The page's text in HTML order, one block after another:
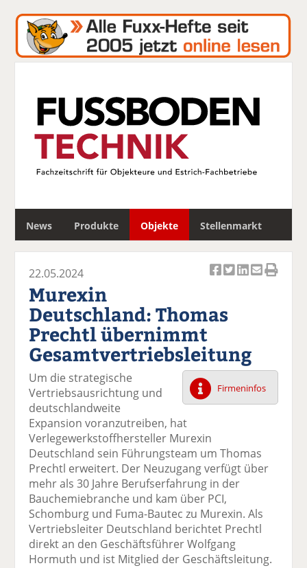
News Produkte Objekte Stellenmarkt
c
k
a
uf
F
ac
e
o
o
k
te
il
e
n
k
wi
tt
er
n
uf
Li
n
k
n
te
il
n
er
E
m
ai
er
se
e
n
ck
e
n
22.05.2024
Murexin
Deutschland: Thomas
Prechtl übernimmt
Gesamtvertriebsleitung
Firmeninfos
Um die strategische
Vertriebsausrichtung und
deutschlandweite
Expansion voranzutreiben, hat
Verlegewerkstoffhersteller Murexin
Deutschland sein Führungsteam um Thomas
Prechtl erweitert. Der Neuzugang verfügt über
mehr als 30 Jahre Berufserfahrung in der
Bauchemiebranche und kam über PCI,
Schomburg und Fuma-Bautec zu Murexin. Als
Vertriebsleiter Deutschland berichtet Prechtl
direkt an den Geschäftsführer Wolfgang
Hormuth und ist Mitglied der Geschäftsleitung.